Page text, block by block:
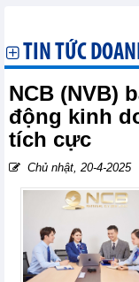
TIN TỨC
NCB (NVB)
động kinh
tích cực
Chủ nhật, 20-4-2025